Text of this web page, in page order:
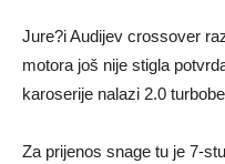
Jure?i Audijev crossover
motora još nije stigla
karoserije nalazi 2.0
Za prijenos snage tu je 7-